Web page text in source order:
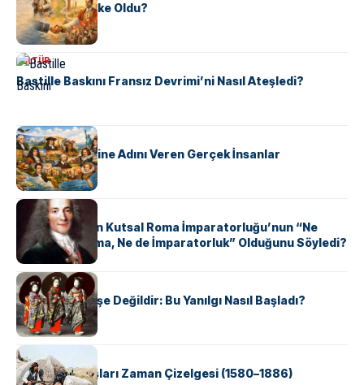
Tunus Nasıl Ülke Oldu?
KÜLTÜR
Bastille Baskını Fransız Devrimi’ni Nasıl Ateşledi?
KÜLTÜR
ABD Eyaletlerine Adını Veren Gerçek İnsanlar
KÜLTÜR
Voltaire Neden Kutsal Roma İmparatorluğu’nun “Ne
Kutsal, Ne Roma, Ne de İmparatorluk” Olduğunu Söyledi?
KÜLTÜR
Geyşalar Fahişe Değildir: Bu Yanılgı Nasıl Başladı?
KÜLTÜR
Apache Savaşları Zaman Çizelgesi (1580–1886)